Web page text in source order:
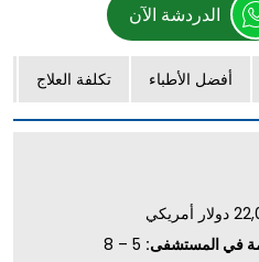
الدردشة الآن
أفضل الأطباء تكلفة العلاج
في المستشفى:
5 – 8